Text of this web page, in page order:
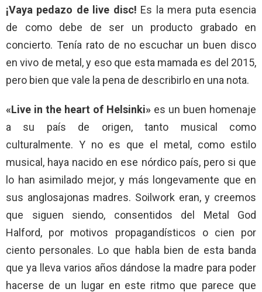
¡Vaya pedazo de live disc! Es la mera puta esencia
de como debe de ser un producto grabado en
concierto. Tenía rato de no escuchar un buen disco
en vivo de metal, y eso que esta mamada es del 2015,
pero bien que vale la pena de describirlo en una nota.
«Live in the heart of Helsinki» es un buen homenaje
a su país de origen, tanto musical como
culturalmente. Y no es que el metal, como estilo
musical, haya nacido en ese nórdico país, pero si que
lo han asimilado mejor, y más longevamente que en
sus anglosajonas madres. Soilwork eran, y creemos
que siguen siendo, consentidos del Metal God
Halford, por motivos propagandísticos o cien por
ciento personales. Lo que habla bien de esta banda
que ya lleva varios años dándose la madre para poder
hacerse de un lugar en este ritmo que parece que